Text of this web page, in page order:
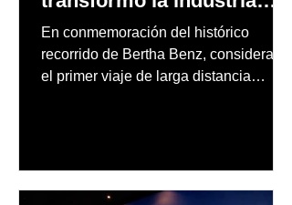
automotriz
En conmemoración del histórico
recorrido de Bertha Benz, considerado
el primer viaje de larga distancia